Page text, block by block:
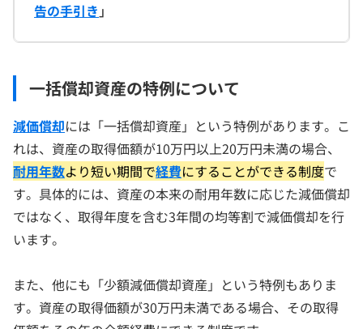
告の手引き 」
一括償却資産の特例について
減価償却には「一括償却資産」という特例があります。こ
れは、資産の取得価額が10万円以上20万円未満の場合、
耐用年数より短い期間で経費にすることができる制度で
す。具体的には、資産の本来の耐用年数に応じた減価償却
ではなく、取得年度を含む3年間の均等割で減価償却を行
います。
また、他にも「少額減価償却資産」という特例もありま
す。資産の取得価額が30万円未満である場合、その取得